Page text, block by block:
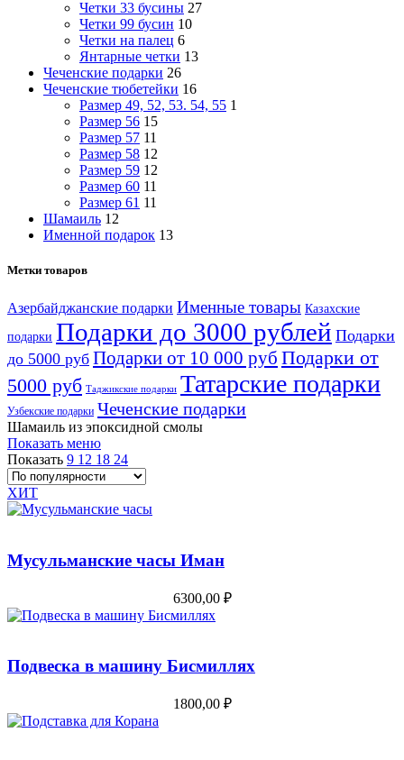
Четки 33 бусины 27
Четки 99 бусин 10
Четки на палец 6
Янтарные четки 13
Чеченские подарки 26
Чеченские тюбетейки 16
Размер 49, 52, 53. 54, 55 1
Размер 56 15
Размер 57 11
Размер 58 12
Размер 59 12
Размер 60 11
Размер 61 11
Шамаиль 12
Именной подарок 13
Метки товаров
Азербайджанские подарки Именные товары Казахские
подарки Подарки до 3000 рублей Подарки
до 5000 руб Подарки от 10 000 руб Подарки от
5000 руб Таджикские подарки Татарские подарки
Узбекские подарки Чеченские подарки
Шамаиль из эпоксидной смолы
Показать меню
Показать 9 12 18 24
ХИТ
Мусульманские часы Иман
6300,00 ₽
Подвеска в машину Бисмиллях
1800,00 ₽